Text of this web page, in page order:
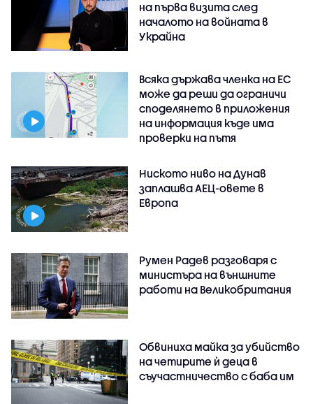
на първа визита след
началото на войната в
Украйна
Всяка държава членка на ЕС
може да реши да ограничи
споделянето в приложения
на информация къде има
проверки на пътя
Ниското ниво на Дунав
заплашва АЕЦ-овете в
Европа
Румен Радев разговаря с
министъра на външните
работи на Великобритания
Обвиниха майка за убийство
на четирите ѝ деца в
съучастничество с баба им